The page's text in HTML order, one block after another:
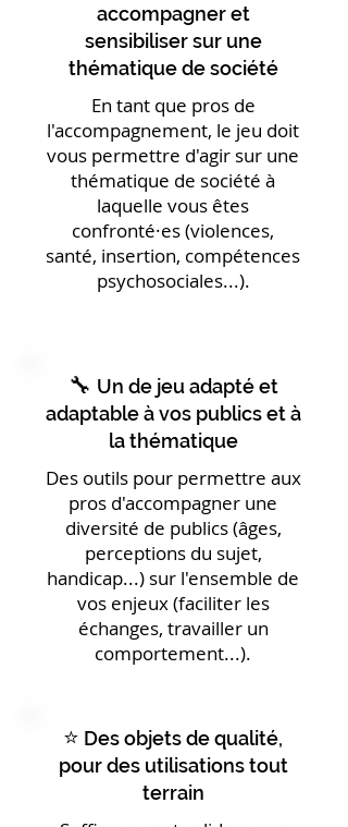
accompagner et
sensibiliser sur une
thématique de société
En tant que pros de
l'accompagnement, le jeu doit
vous permettre d'agir sur une
thématique de société à
laquelle vous êtes
confronté·es (violences,
santé, insertion, compétences
psychosociales...).
🔧 Un de jeu adapté et
adaptable à vos publics et à
la thématique
Des outils pour permettre aux
pros d'accompagner une
diversité de publics (âges,
perceptions du sujet,
handicap...) sur l'ensemble de
vos enjeux (faciliter les
échanges, travailler un
comportement...).
⭐ Des objets de qualité,
pour des utilisations tout
terrain